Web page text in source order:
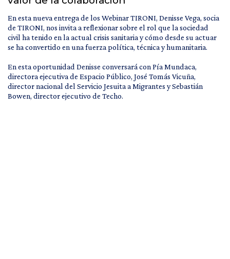
En esta nueva entrega de los Webinar TIRONI, Denisse Vega, socia
de TIRONI, nos invita a reflexionar sobre el rol que la sociedad
civil ha tenido en la actual crisis sanitaria y cómo desde su actuar
se ha convertido en una fuerza política, técnica y humanitaria.
En esta oportunidad Denisse conversará con Pía Mundaca,
directora ejecutiva de Espacio Público, José Tomás Vicuña,
director nacional del Servicio Jesuita a Migrantes y Sebastián
Bowen, director ejecutivo de Techo.